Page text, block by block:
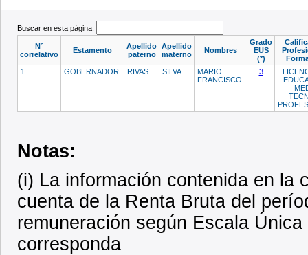
Buscar en esta página:
N°
correlativo
Estamento
Apellido
paterno
Apellido
materno
Nombres
Grado
EUS
(*)
1
GOBERNADOR RIVAS SILVA
MARIO
FRANCISCO
3
Notas:
(i) La información contenida en la
cuenta de la Renta Bruta del
remuneración según Escala
corresponda